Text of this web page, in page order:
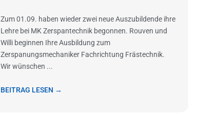
Zum 01.09. haben wieder zwei neue Auszubildende ihre
Lehre bei MK Zerspantechnik begonnen. Rouven und
Willi beginnen Ihre Ausbildung zum
Zerspanungsmechaniker Fachrichtung Frästechnik.
Wir wünschen ...
BEITRAG LESEN →